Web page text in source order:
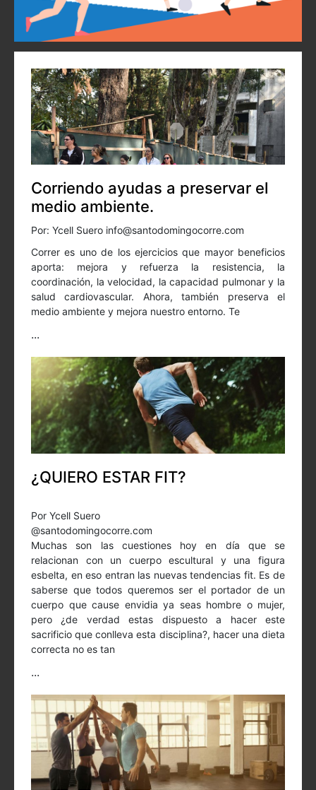
Corriendo ayudas a preservar el
medio ambiente.
Por: Ycell Suero info@santodomingocorre.com
Correr es uno de los ejercicios que mayor beneficios
aporta: mejora y refuerza la resistencia, la
coordinación, la velocidad, la capacidad pulmonar y la
salud cardiovascular. Ahora, también preserva el
medio ambiente y mejora nuestro entorno. Te
...
¿QUIERO ESTAR FIT?
Por Ycell Suero
@santodomingocorre.com
Muchas son las cuestiones hoy en día que se
relacionan con un cuerpo escultural y una figura
esbelta, en eso entran las nuevas tendencias fit. Es de
saberse que todos queremos ser el portador de un
cuerpo que cause envidia ya seas hombre o mujer,
pero ¿de verdad estas dispuesto a hacer este
sacrificio que conlleva esta disciplina?, hacer una dieta
correcta no es tan
...